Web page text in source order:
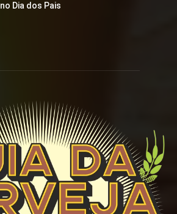
no Dia dos Pais